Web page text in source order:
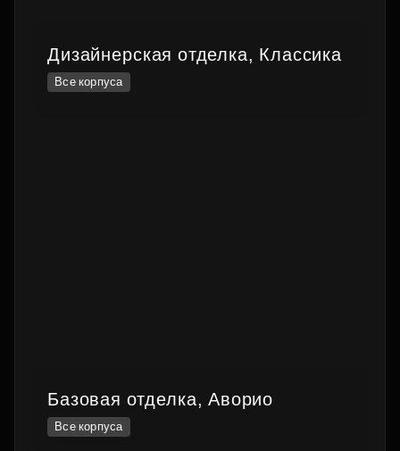
Дизайнерская отделка, Классика
Все корпуса
Базовая отделка, Аворио
Все корпуса